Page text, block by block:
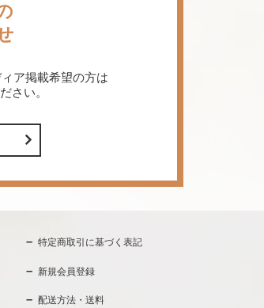
ィア掲載希望の方は
さい。
特定商取引に基づく表記
新規会員登録
配送方法・送料